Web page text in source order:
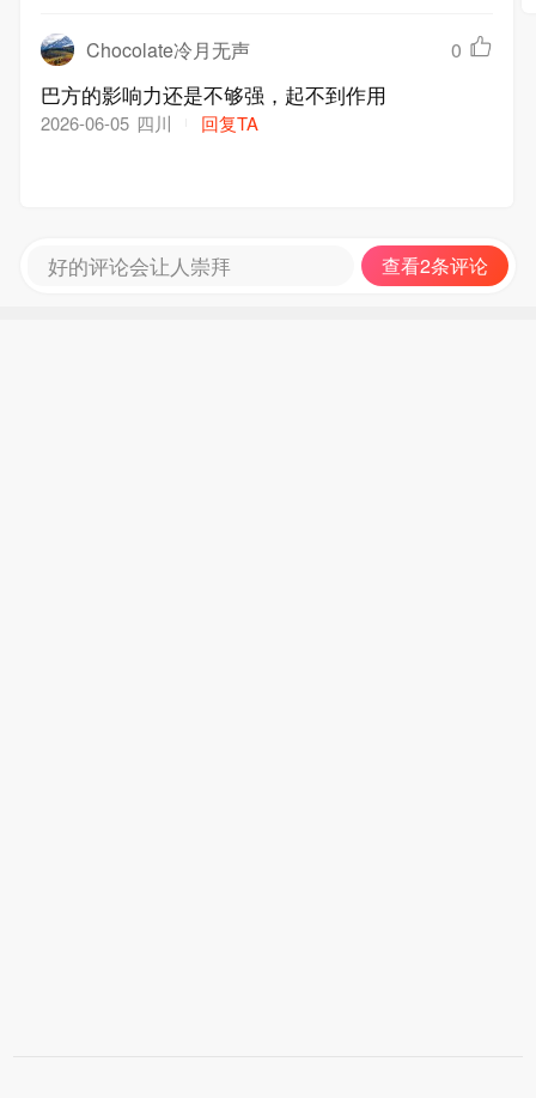
Chocolate冷月无声 0
巴方的影响力还是不够强，起不到作用
2026-06-05 四川 回复TA
好的评论会让人崇拜 查看2条评论